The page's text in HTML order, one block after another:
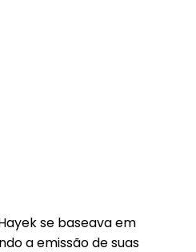
se baseava em
a emissão de suas